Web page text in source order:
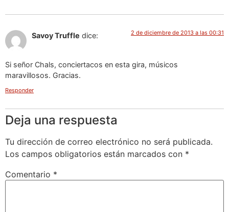
Savoy Truffle dice: 2 de diciembre de 2013 a las 00:31
Si señor Chals, conciertacos en esta gira, músicos
maravillosos. Gracias.
Responder
Deja una respuesta
Tu dirección de correo electrónico no será publicada.
Los campos obligatorios están marcados con *
Comentario *